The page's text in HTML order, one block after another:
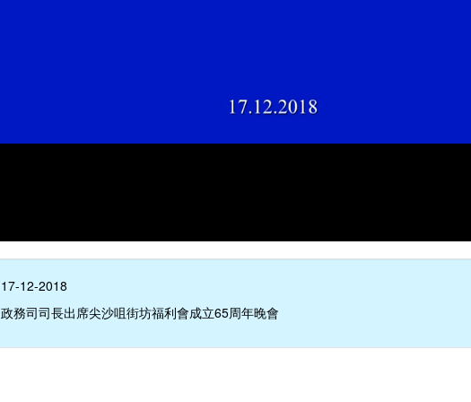
17-12-2018
政務司司長出席尖沙咀街坊福利會成立65周年晚會